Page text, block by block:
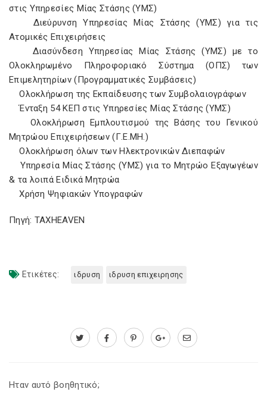
στις Υπηρεσίες Μίας Στάσης (ΥΜΣ)
Διεύρυνση Υπηρεσίας Μίας Στάσης (ΥΜΣ) για τις
Ατομικές Επιχειρήσεις
Διασύνδεση Υπηρεσίας Μίας Στάσης (ΥΜΣ) με το
Ολοκληρωμένο Πληροφοριακό Σύστημα (ΟΠΣ) των
Επιμελητηρίων (Προγραμματικές Συμβάσεις)
Ολοκλήρωση της Εκπαίδευσης των Συμβολαιογράφων
Ένταξη 54 ΚΕΠ στις Υπηρεσίες Μίας Στάσης (ΥΜΣ)
Ολοκλήρωση Εμπλουτισμού της Βάσης του Γενικού
Μητρώου Επιχειρήσεων (Γ.Ε.ΜΗ.)
Ολοκλήρωση όλων των Ηλεκτρονικών Διεπαφών
Υπηρεσία Μίας Στάσης (ΥΜΣ) για το Μητρώο Εξαγωγέων
& τα λοιπά Ειδικά Μητρώα
Χρήση Ψηφιακών Υπογραφών
Πηγή: TAXHEAVEN
Ετικέτες: ιδρυση ιδρυση επιχειρησης
Ηταν αυτό βοηθητικό;